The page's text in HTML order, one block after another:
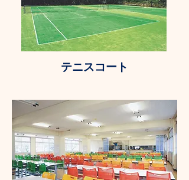
テニスコート